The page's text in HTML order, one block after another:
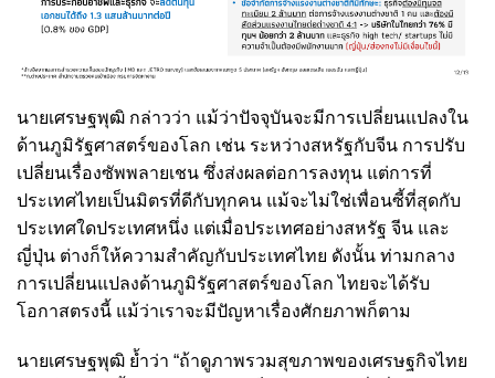
นายเศรษฐพุฒิ กล่าวว่า แม้ว่าปัจจุบันจะมีการเปลี่ยนแปลงใน
ด้านภูมิรัฐศาสตร์ของโลก เช่น ระหว่างสหรัฐกับจีน การปรับ
เปลี่ยนเรื่องซัพพลายเชน ซึ่งส่งผลต่อการลงทุน แต่การที่
ประเทศไทยเป็นมิตรที่ดีกับทุกคน แม้จะไม่ใช่เพื่อนซี้ที่สุดกับ
ประเทศใดประเทศหนึ่ง แต่เมื่อประเทศอย่างสหรัฐ จีน และ
ญี่ปุ่น ต่างก็ให้ความสำคัญกับประเทศไทย ดังนั้น ท่ามกลาง
การเปลี่ยนแปลงด้านภูมิรัฐศาสตร์ของโลก ไทยจะได้รับ
โอกาสตรงนี้ แม้ว่าเราจะมีปัญหาเรื่องศักยภาพก็ตาม
นายเศรษฐพุฒิ ย้ำว่า “ถ้าดูภาพรวมสุขภาพของเศรษฐกิจไทย